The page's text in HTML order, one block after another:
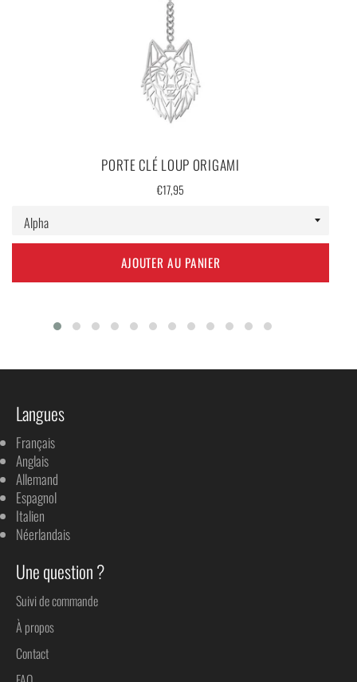
PORTE CLÉ LOUP ORIGAMI
Prix
€17,95
AJOUTER AU PANIER
Langues
Français
Anglais
Allemand
Espagnol
Italien
Néerlandais
Une question ?
Suivi de commande
À propos
Contact